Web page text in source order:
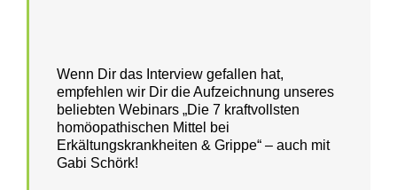
Wenn Dir das Interview gefallen hat,
empfehlen wir Dir die Aufzeichnung unseres
beliebten Webinars „Die 7 kraftvollsten
homöopathischen ​Mittel bei ​​
Erkältungskrankheiten & Grippe“ – auch mit
Gabi Schörk!